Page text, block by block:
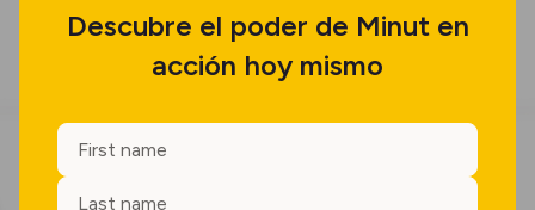
Descubre el poder de Minut en
acción hoy mismo